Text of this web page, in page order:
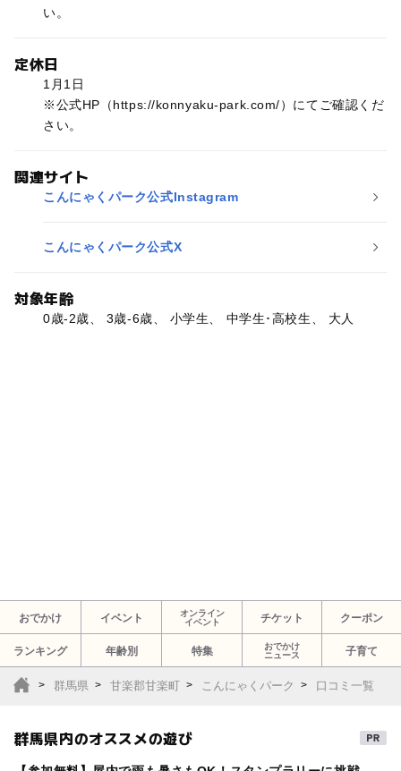
い。
定休日
1月1日
※公式HP（https://konnyaku-park.com/）にてご確認くだ
さい。
関連サイト
こんにゃくパーク公式Instagram
こんにゃくパーク公式X
対象年齢
0歳-2歳、 3歳-6歳、 小学生、 中学生･高校生、 大人
おでかけ イベント
オンライン
イベント
チケット クーポン
ランキング 年齢別 特集
おでかけ
ニュース
子育て
群馬県 甘楽郡甘楽町 こんにゃくパーク 口コミ一覧
群馬県内のオススメの遊び